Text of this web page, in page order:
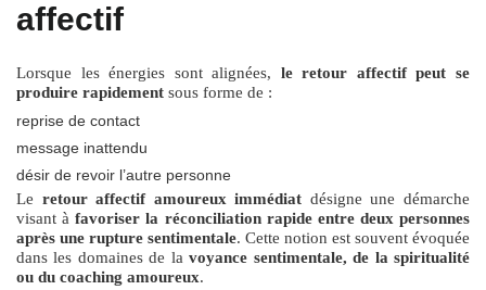
affectif
Lorsque les énergies sont alignées, le retour affectif peut se
produire rapidement sous forme de :
reprise de contact
message inattendu
désir de revoir l’autre personne
Le retour affectif amoureux immédiat désigne une démarche
visant àfavoriser la réconciliation rapide entre deux personnes
après une rupture sentimentale. Cette notion est souvent évoquée
dans les domaines de lavoyance sentimentale, de la spiritualité
ou du coaching amoureux.